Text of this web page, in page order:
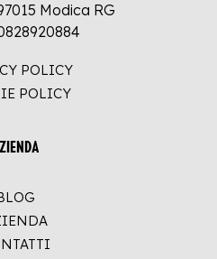
Modica RG
POLICY
POLICY